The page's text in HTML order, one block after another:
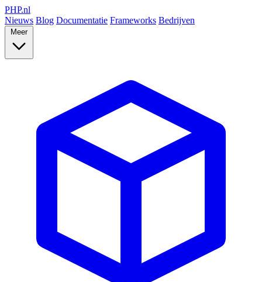
PHP.nl
Nieuws Blog Documentatie Frameworks Bedrijven
Meer